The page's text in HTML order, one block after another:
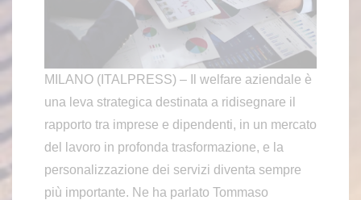
MILANO (ITALPRESS) – Il welfare aziendale è
una leva strategica destinata a ridisegnare il
rapporto tra imprese e dipendenti, in un mercato
del lavoro in profonda trasformazione, e la
personalizzazione dei servizi diventa sempre
più importante. Ne ha parlato Tommaso